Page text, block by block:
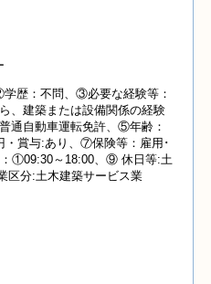
歴：不問、③必要な経験等：
、建築または設備関係の経験
通自動車運転免許、⑤年齢：
賞与:あり、⑦保険等：雇用･
①09:30～18:00、⑨ 休日等:土
区分:土木建築サービス業